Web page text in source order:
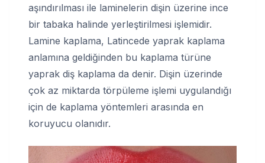
aşındırılması ile laminelerin dişin üzerine ince
bir tabaka halinde yerleştirilmesi işlemidir.
Lamine kaplama, Latincede yaprak kaplama
anlamına geldiğinden bu kaplama türüne
yaprak diş kaplama da denir. Dişin üzerinde
çok az miktarda törpüleme işlemi uygulandığı
için de kaplama yöntemleri arasında en
koruyucu olanıdır.